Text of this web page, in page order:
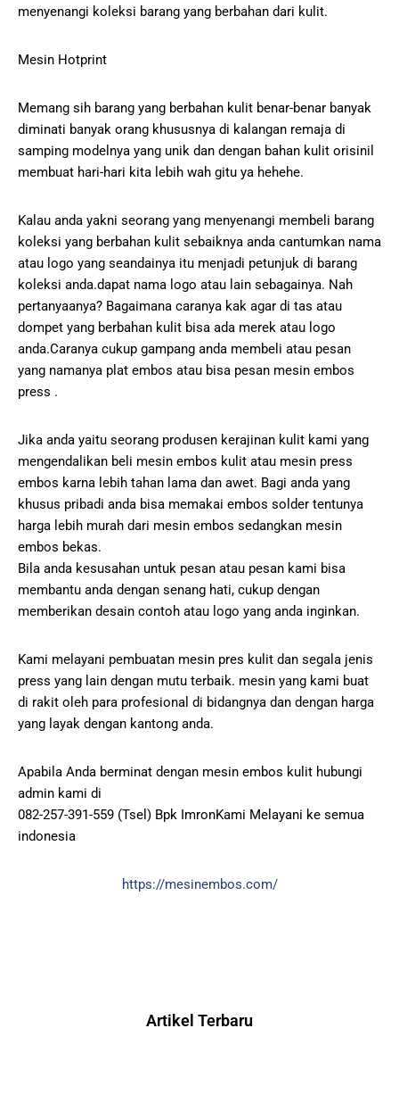
menyenangi koleksi barang yang berbahan dari kulit.
Mesin Hotprint
Memang sih barang yang berbahan kulit benar-benar banyak
diminati banyak orang khususnya di kalangan remaja di
samping modelnya yang unik dan dengan bahan kulit orisinil
membuat hari-hari kita lebih wah gitu ya hehehe.
Kalau anda yakni seorang yang menyenangi membeli barang
koleksi yang berbahan kulit sebaiknya anda cantumkan nama
atau logo yang seandainya itu menjadi petunjuk di barang
koleksi anda.dapat nama logo atau lain sebagainya. Nah
pertanyaanya? Bagaimana caranya kak agar di tas atau
dompet yang berbahan kulit bisa ada merek atau logo
anda.Caranya cukup gampang anda membeli atau pesan
yang namanya plat embos atau bisa pesan mesin embos
press .
Jika anda yaitu seorang produsen kerajinan kulit kami yang
mengendalikan beli mesin embos kulit atau mesin press
embos karna lebih tahan lama dan awet. Bagi anda yang
khusus pribadi anda bisa memakai embos solder tentunya
harga lebih murah dari mesin embos sedangkan mesin
embos bekas.
Bila anda kesusahan untuk pesan atau pesan kami bisa
membantu anda dengan senang hati, cukup dengan
memberikan desain contoh atau logo yang anda inginkan.
Kami melayani pembuatan mesin pres kulit dan segala jenis
press yang lain dengan mutu terbaik. mesin yang kami buat
di rakit oleh para profesional di bidangnya dan dengan harga
yang layak dengan kantong anda.
Apabila Anda berminat dengan mesin embos kulit hubungi
admin kami di
082-257-391-559 (Tsel) Bpk ImronKami Melayani ke semua
indonesia
https://mesinembos.com/
Artikel Terbaru